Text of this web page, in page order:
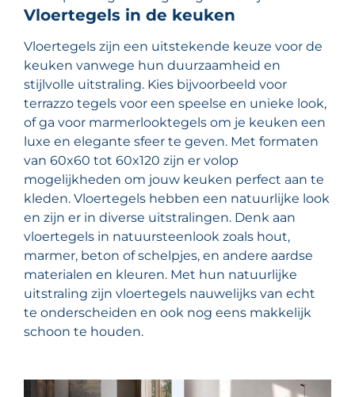
Vloertegels in de keuken
Vloertegels zijn een uitstekende keuze voor de
keuken vanwege hun duurzaamheid en
stijlvolle uitstraling. Kies bijvoorbeeld voor
terrazzo tegels voor een speelse en unieke look,
of ga voor marmerlooktegels om je keuken een
luxe en elegante sfeer te geven. Met formaten
van 60x60 tot 60x120 zijn er volop
mogelijkheden om jouw keuken perfect aan te
kleden. Vloertegels hebben een natuurlijke look
en zijn er in diverse uitstralingen. Denk aan
vloertegels in natuursteenlook zoals hout,
marmer, beton of schelpjes, en andere aardse
materialen en kleuren. Met hun natuurlijke
uitstraling zijn vloertegels nauwelijks van echt
te onderscheiden en ook nog eens makkelijk
schoon te houden.